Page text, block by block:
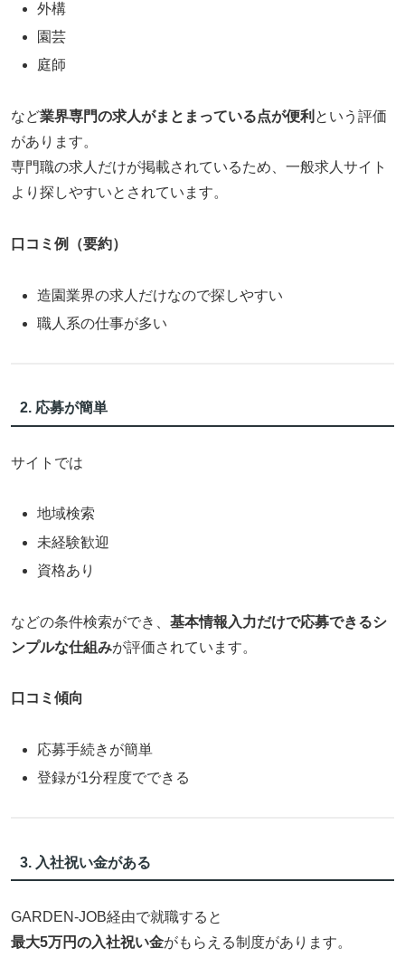
外構
園芸
庭師
など業界専門の求人がまとまっている点が便利 という評価
があります。
専門職の求人だけが掲載されているため、一般求人サイト
より探しやすいとされています。
口コミ例（要約）
造園業界の求人だけなので探しやすい
職人系の仕事が多い
2. 応募が簡単
サイトでは
地域検索
未経験歓迎
資格あり
などの条件検索ができ、 基本情報入力だけで応募できるシ
ンプルな仕組みが評価されています。
口コミ傾向
応募手続きが簡単
登録が1分程度でできる
3. 入社祝い金がある
GARDEN-JOB経由で就職すると
最大5万円の入社祝い金がもらえる制度があります。